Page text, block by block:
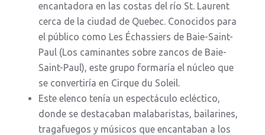
encantadora en las costas del río St. Laurent
cerca de la ciudad de Quebec. Conocidos para
el público como Les Échassiers de Baie-Saint-
Paul (Los caminantes sobre zancos de Baie-
Saint-Paul), este grupo formaría el núcleo que
se convertiría en Cirque du Soleil.
Este elenco tenía un espectáculo ecléctico,
donde se destacaban malabaristas, bailarines,
tragafuegos y músicos que encantaban a los